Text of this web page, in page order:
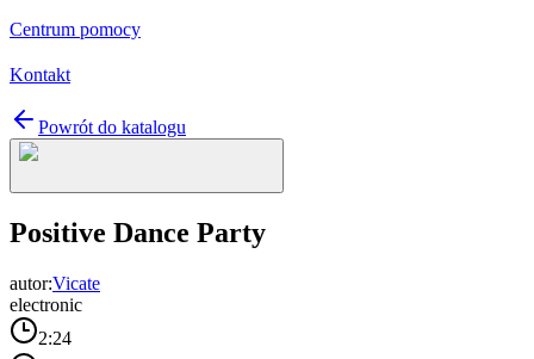
Centrum pomocy
Kontakt
Powrót do katalogu
Positive Dance Party
autor:Vicate
electronic
2:24